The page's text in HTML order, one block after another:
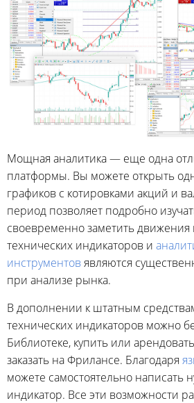
Мощная аналитика — еще одна
платформы. Вы можете открыть
графиков с котировками акций и
период позволяет подробно
своевременно заметить
технических индикаторов и
инструментовявляются
при анализе рынка.
В дополнении к штатным
технических индикаторов можно
Библиотеке, купить или
заказать на Фрилансе. Благодаря
можете самостоятельно написать
индикатор. Все эти возможности